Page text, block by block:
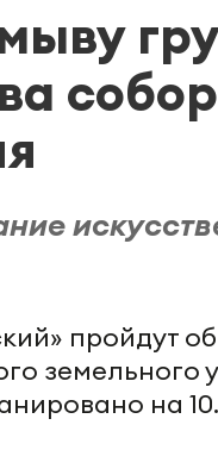
пройдут
земельного
на